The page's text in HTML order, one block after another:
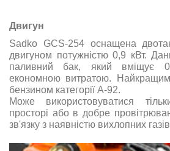
Двигун
Sadko GCS-254 оснащена
двигуном потужністю 0,9 кВт.
паливний бак, який вміщує
економною витратою.
бензином категорії А-92.
Може використовуватися
просторі або в добре
зв'язку з наявністю вихлопних